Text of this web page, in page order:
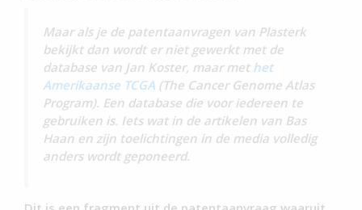
Maar als je de patentaanvragen van Plasterk
bekijkt dan wordt er niet gewerkt met de
database van Jan Koster, maar methet
Amerikaanse TCGA (The Cancer Genome Atlas
Program). Een database die voor iedereen te
gebruiken is. Iets wat in de artikelen van Bas
Haan en zijn toelichtingen in de media volledig
anders wordt geponeerd.